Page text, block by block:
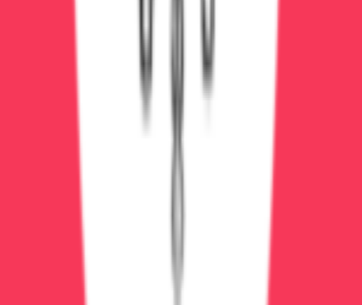
Консультации нарколога — бесплатно
Кодирование — платно (препараты не входят в
Постановка на учёт (запись в наркодиспансере
Очереди (ждать приёма 1-2 недели)
Благотворительные фонды:
бесплатно или 10000-15000₽/месяц